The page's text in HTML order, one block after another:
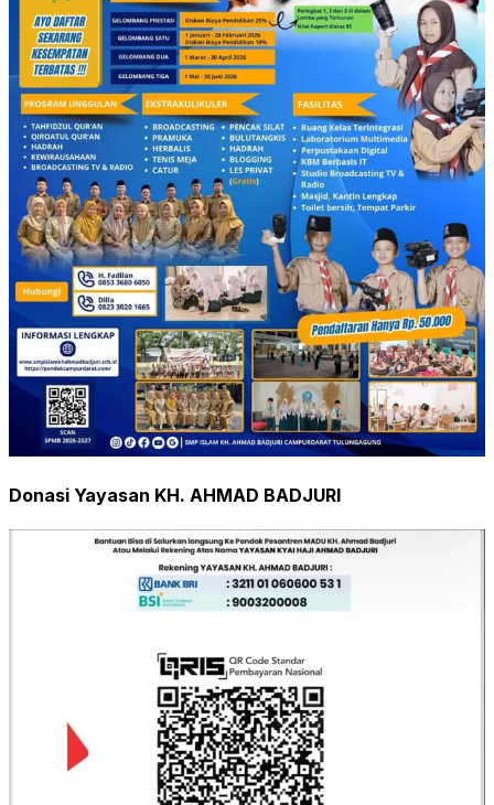
Donasi Yayasan KH. AHMAD BADJURI